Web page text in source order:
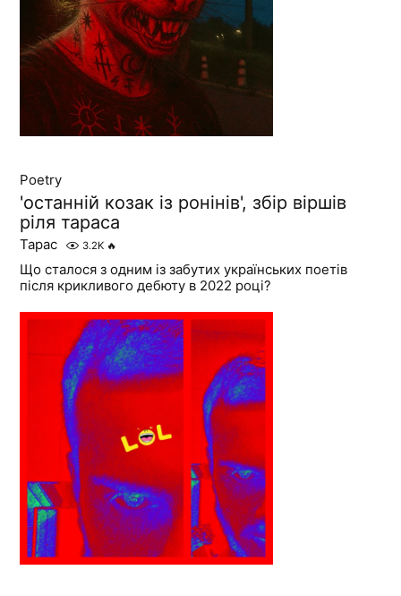
Poetry
'останній козак із ронінів', збір віршів
ріля тараса
Тарас 3.2K 🔥
Що сталося з одним із забутих українських поетів
після крикливого дебюту в 2022 році?